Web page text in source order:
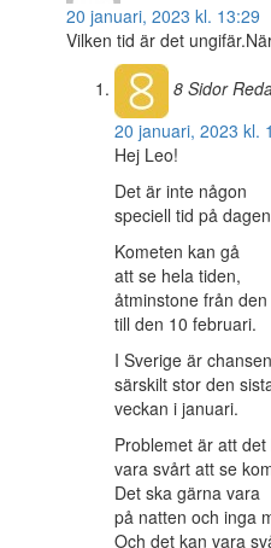
20 januari, 2023 kl. 13:29
Vilken tid är det
8 Sidor
20 januari, 2023 kl.
Hej Leo!
Det är inte någon
speciell tid på
Kometen kan gå
att se hela tiden,
åtminstone från
till den 10 februari.
I Sverige är chansen
särskilt stor den
veckan i januari.
Problemet är att det
vara svårt att se
Det ska gärna vara
på natten och inga
Och det kan vara